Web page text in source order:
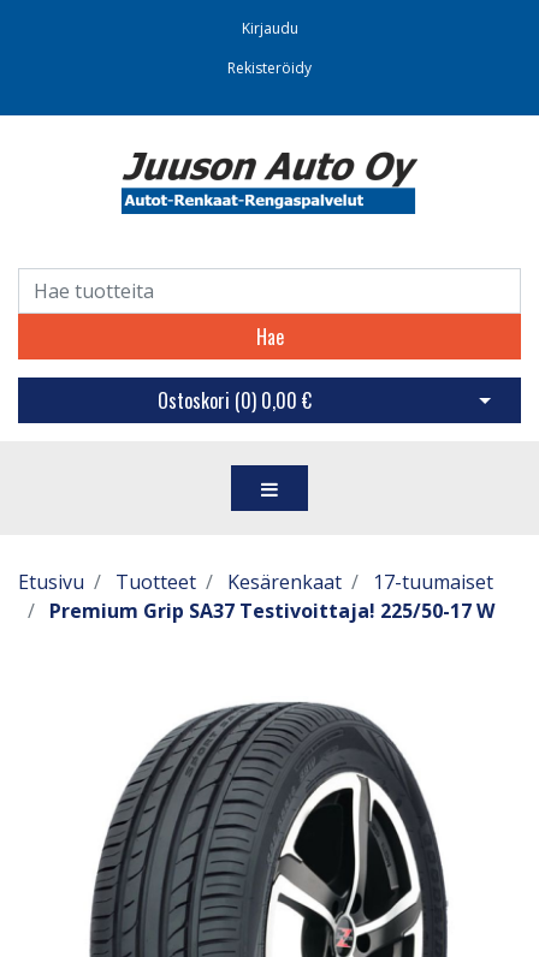
Kirjaudu
Rekisteröidy
Hae
Ostoskori (0) 0,00 € Avaa
Etusivu Tuotteet Kesärenkaat
17-tuumaiset
Premium Grip SA37 Testivoittaja! 225/50-17 W